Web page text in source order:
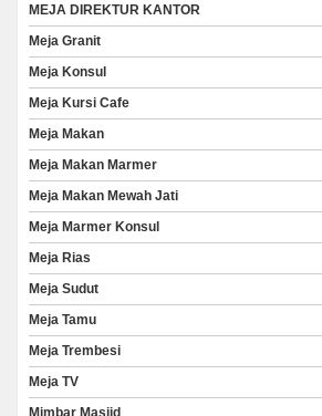
MEJA DIREKTUR KANTOR
Meja Granit
Meja Konsul
Meja Kursi Cafe
Meja Makan
Meja Makan Marmer
Meja Makan Mewah Jati
Meja Marmer Konsul
Meja Rias
Meja Sudut
Meja Tamu
Meja Trembesi
Meja TV